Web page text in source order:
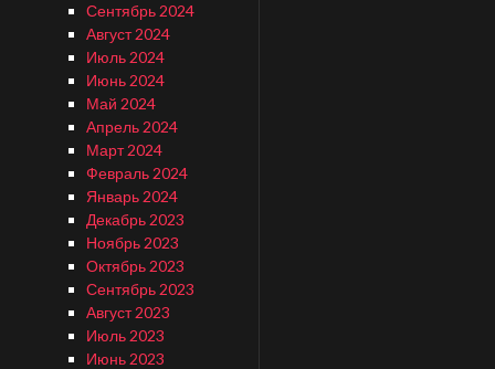
Сентябрь 2024
Август 2024
Июль 2024
Июнь 2024
Май 2024
Апрель 2024
Март 2024
Февраль 2024
Январь 2024
Декабрь 2023
Ноябрь 2023
Октябрь 2023
Сентябрь 2023
Август 2023
Июль 2023
Июнь 2023